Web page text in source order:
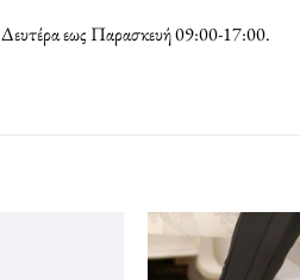
Δευτέρα εως Παρασκευή 09:00-17:00.